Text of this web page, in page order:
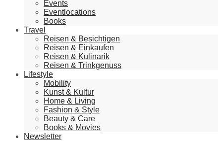
Events
Eventlocations
Books
Travel
Reisen & Besichtigen
Reisen & Einkaufen
Reisen & Kulinarik
Reisen & Trinkgenuss
Lifestyle
Mobility
Kunst & Kultur
Home & Living
Fashion & Style
Beauty & Care
Books & Movies
Newsletter